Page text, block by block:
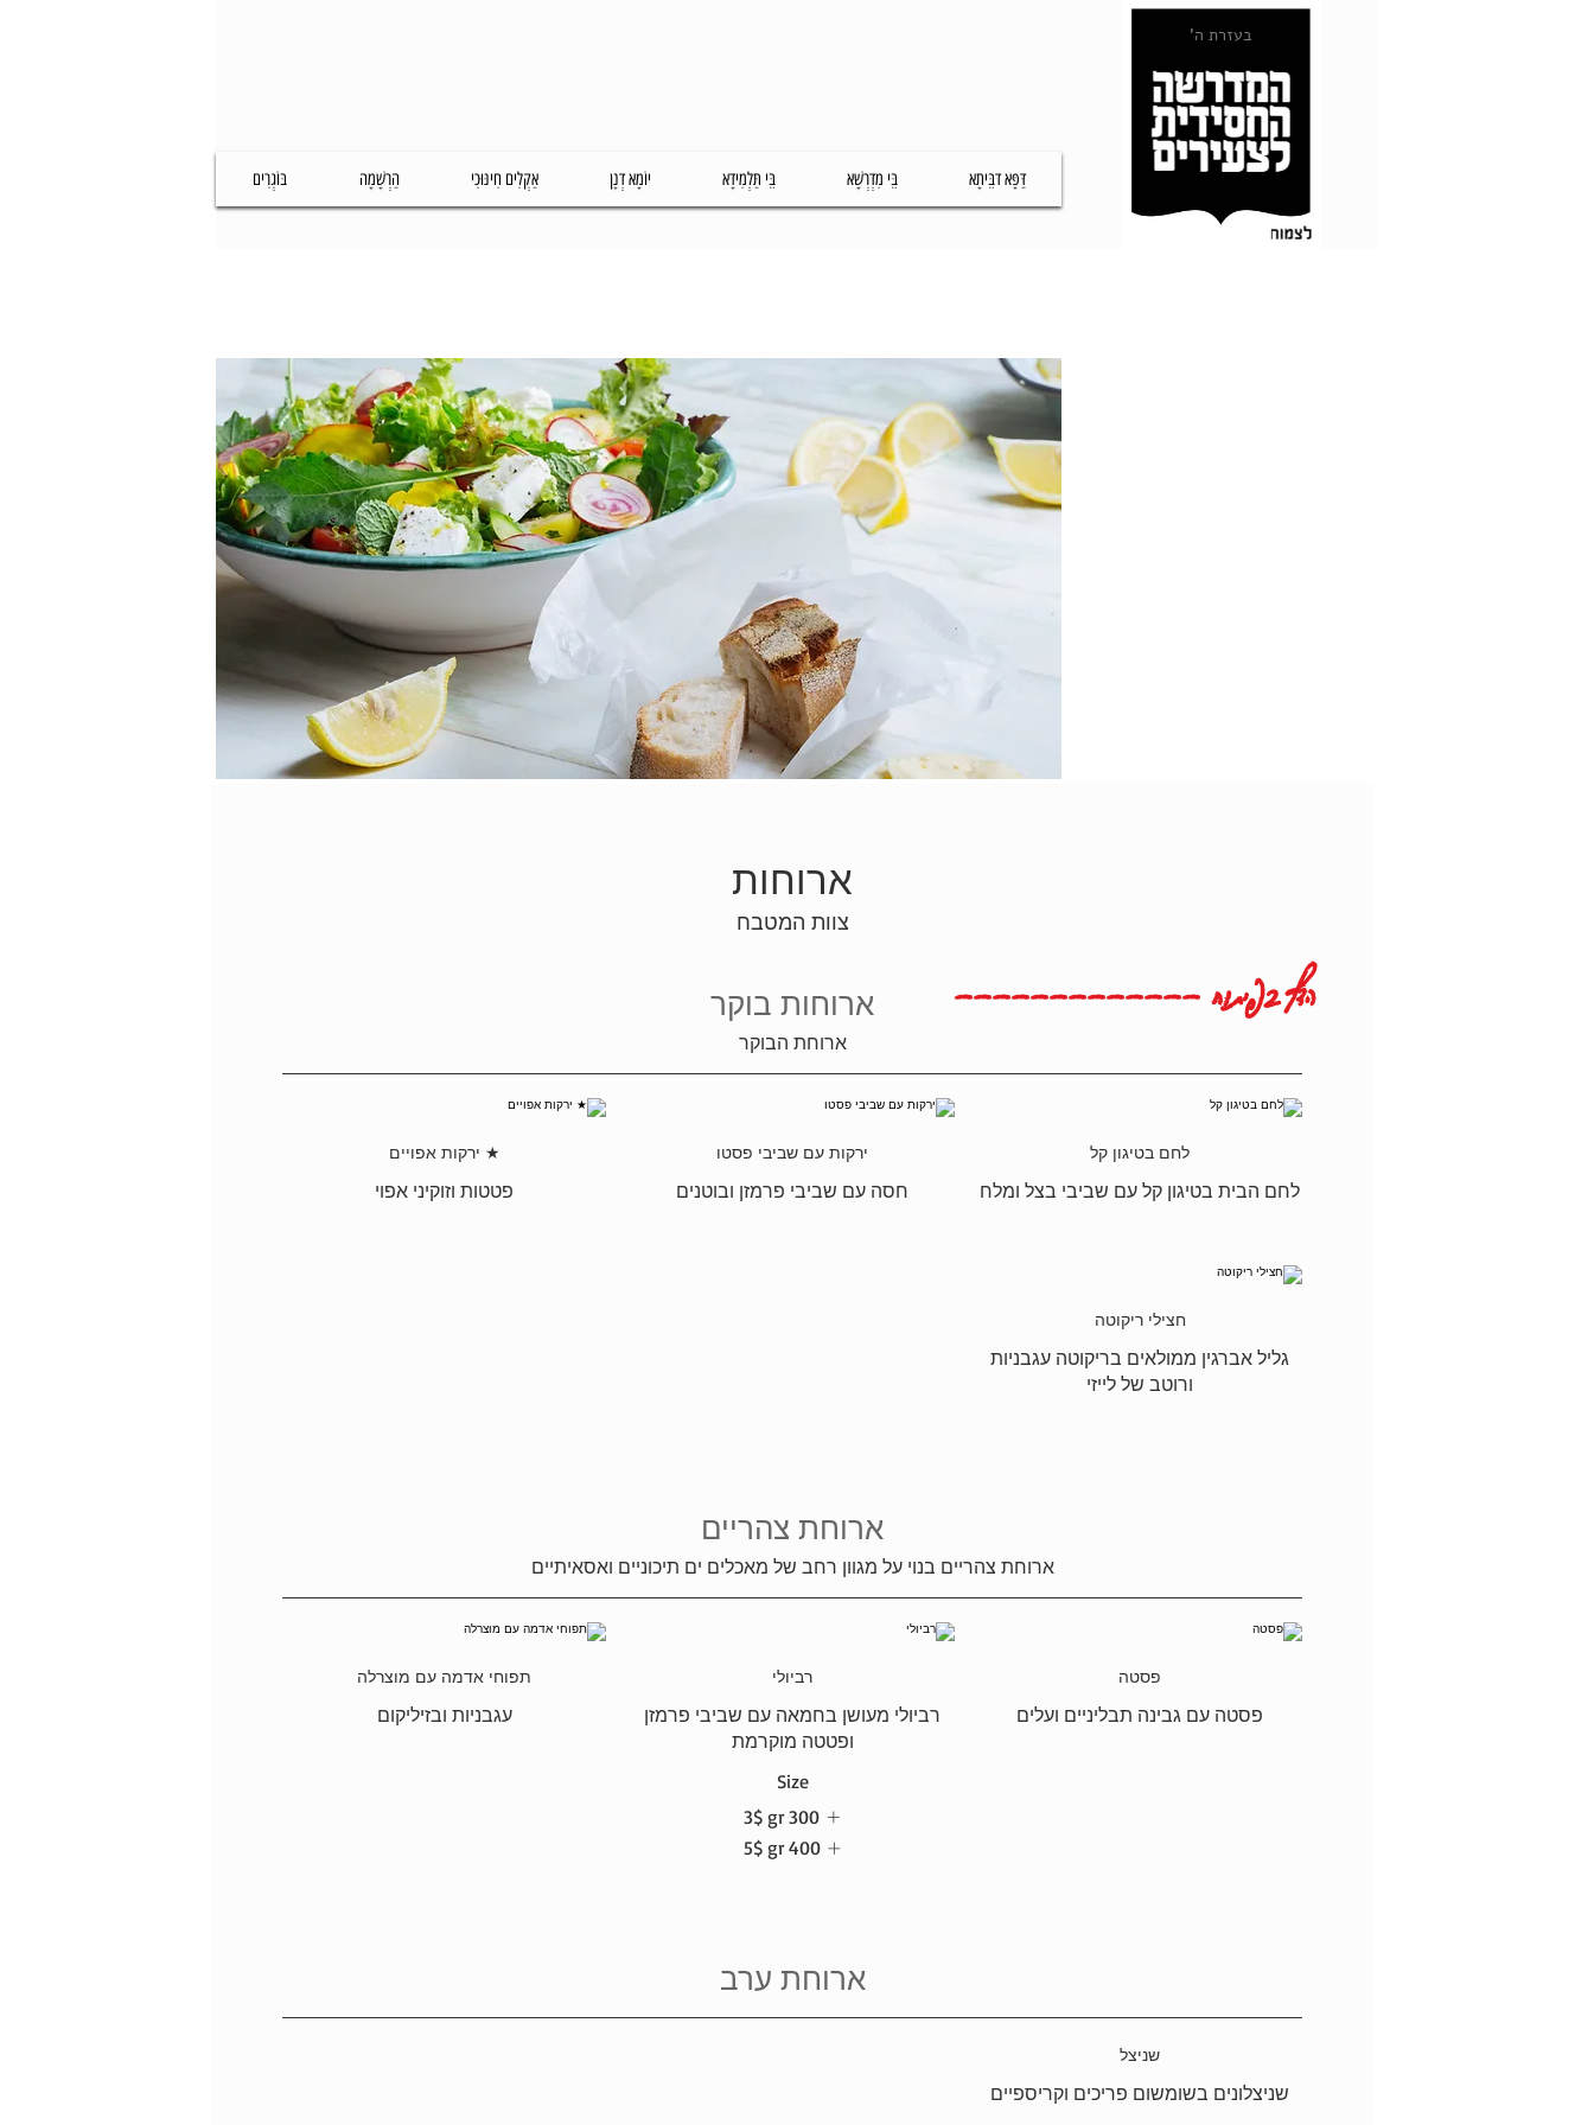
בּוֹגְרִים הַרְשָׁמָה אַקְלִים חִינּוּכִי יוֹמָא דְנָן בֵּי תַּלְמִידָא בֵּי מִדְרְשָׁא דַּפָּא דבֵּיתָא
בעזרת ה'
ארוחות
צוות המטבח
ארוחות בוקר
ארוחת הבוקר
לחם בטיגון קל
לחם הבית בטיגון קל עם שביבי בצל ומלח
ירקות עם שביבי פסטו
חסה עם שביבי פרמזן ובוטנים
★ ירקות אפויים
פטטות וזוקיני אפוי
חצילי ריקוטה
גליל אברגין ממולאים בריקוטה עגבניות
ורוטב של לייזי
ארוחת צהריים
ארוחת צהריים בנוי על מגוון רחב של מאכלים ים תיכוניים ואסאיתיים
פסטה
פסטה עם גבינה תבליניים ועלים
רביולי
רביולי מעושן בחמאה עם שביבי פרמזן
ופטטה מוקרמת
Size
300 gr
‏3 ‏$
400 gr
‏5 ‏$
תפוחי אדמה עם מוצרלה
עגבניות ובזיליקום
ארוחת ערב
שניצל
שניצלונים בשומשום פריכים וקריספיים
------------- הדף בפיתוח